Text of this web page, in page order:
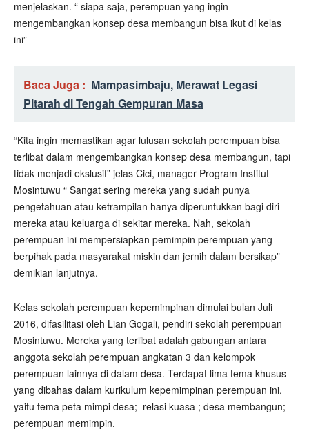
menjelaskan. “ siapa saja, perempuan yang ingin
mengembangkan konsep desa membangun bisa ikut di kelas
ini”
Baca Juga : Mampasimbaju, Merawat Legasi
Pitarah di Tengah Gempuran Masa
“Kita ingin memastikan agar lulusan sekolah perempuan bisa
terlibat dalam mengembangkan konsep desa membangun, tapi
tidak menjadi ekslusif” jelas Cici, manager Program Institut
Mosintuwu “ Sangat sering mereka yang sudah punya
pengetahuan atau ketrampilan hanya diperuntukkan bagi diri
mereka atau keluarga di sekitar mereka. Nah, sekolah
perempuan ini mempersiapkan pemimpin perempuan yang
berpihak pada masyarakat miskin dan jernih dalam bersikap”
demikian lanjutnya.
Kelas sekolah perempuan kepemimpinan dimulai bulan Juli
2016, difasilitasi oleh Lian Gogali, pendiri sekolah perempuan
Mosintuwu. Mereka yang terlibat adalah gabungan antara
anggota sekolah perempuan angkatan 3 dan kelompok
perempuan lainnya di dalam desa. Terdapat lima tema khusus
yang dibahas dalam kurikulum kepemimpinan perempuan ini,
yaitu tema peta mimpi desa; relasi kuasa ; desa membangun;
perempuan memimpin.